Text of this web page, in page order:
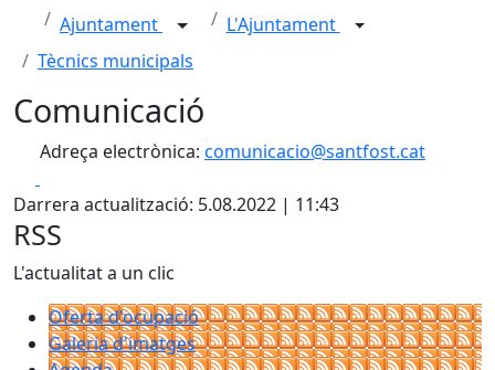
Ajuntament
L'Ajuntament
Tècnics municipals
Comunicació
Adreça electrònica: comunicacio@santfost.cat
Darrera actualització: 5.08.2022 | 11:43
RSS
L'actualitat a un clic
Oferta d'ocupació
Galeria d'imatges